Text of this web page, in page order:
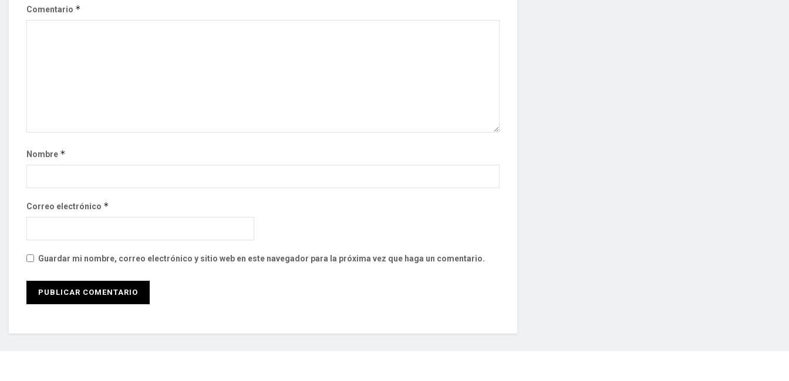
Comentario *
Nombre *
Correo electrónico *
Guardar mi nombre, correo electrónico y sitio web en este navegador para la próxima vez que haga un comentario.